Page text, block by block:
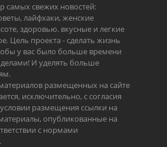
самых свежих новостей:
лайфхаки, женские
здоровью. вкусные и легкие
Цель проекта - сделать жизнь
у вас было больше времени
И уделять больше
размещенных на сайте
исключительно, с согласия
размещения ссылки на
опубликованные на
с нормами